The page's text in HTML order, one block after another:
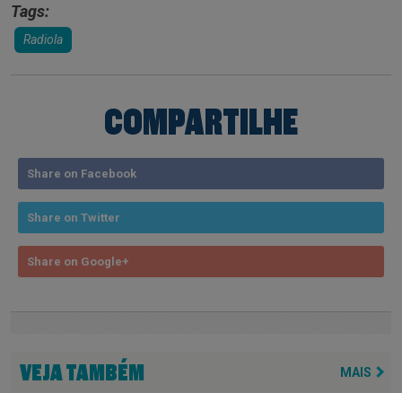
Tags:
Radiola
COMPARTILHE
Share on Facebook
Share on Twitter
Share on Google+
VEJA TAMBÉM MAIS